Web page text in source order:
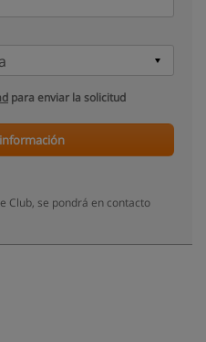
para enviar la solicitud
Club, se pondrá en contacto